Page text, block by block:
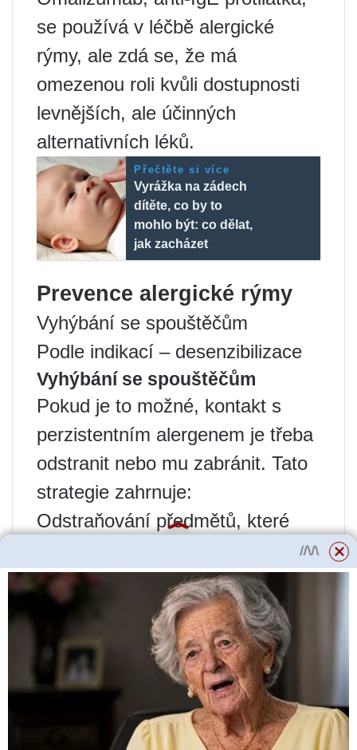
se používá v léčbě alergické
rýmy, ale zdá se, že má
omezenou roli kvůli dostupnosti
levnějších, ale účinných
alternativních léků.
Přečtěte si více
Vyrážka na zádech
dítěte, co by to
mohlo být: co dělat,
jak zacházet
Prevence alergické rýmy
Vyhýbání se spouštěčům
Podle indikací – desenzibilizace
Vyhýbání se spouštěčům
Pokud je to možné, kontakt s
perzistentním alergenem je třeba
odstranit nebo mu zabránit. Tato
strategie zahrnuje:
Odstraňování předmětů, které
drobnosti, časopisy, knihy a
vycpaná zvířata
Použití polštářů plněných
syntetickými vlákny a
nepropustných matracových